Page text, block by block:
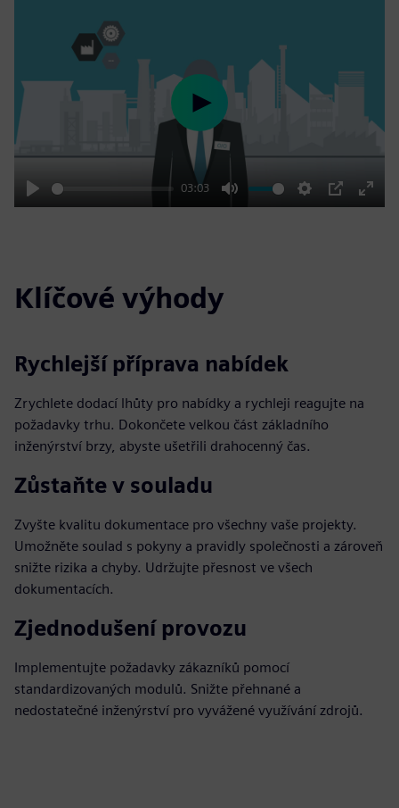
Play
03:03
Mute Settings
PIP
Enter
Play
Klíčové výhody
Rychlejší příprava nabídek
Zrychlete dodací lhůty pro nabídky a rychleji reagujte na
požadavky trhu. Dokončete velkou část základního
inženýrství brzy, abyste ušetřili drahocenný čas.
Zůstaňte v souladu
Zvyšte kvalitu dokumentace pro všechny vaše projekty.
Umožněte soulad s pokyny a pravidly společnosti a zároveň
snižte rizika a chyby. Udržujte přesnost ve všech
dokumentacích.
Zjednodušení provozu
Implementujte požadavky zákazníků pomocí
standardizovaných modulů. Snižte přehnané a
nedostatečné inženýrství pro vyvážené využívání zdrojů.